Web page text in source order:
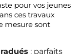
pour vos jeunes
ces travaux
mesure sont
: parfaits